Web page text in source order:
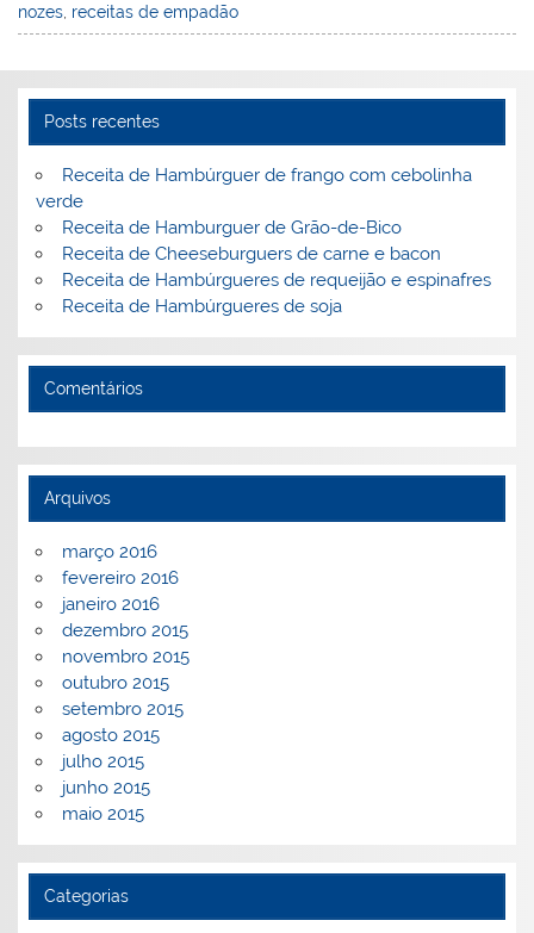
st dI b
o
k
o
l
nozes receitas de empadão
Posts recentes
Receita de Hambúrguer de frango com cebolinha
verde
Receita de Hamburguer de Grão-de-Bico
Receita de Cheeseburguers de carne e bacon
Receita de Hambúrgueres de requeijão e espinafres
Receita de Hambúrgueres de soja
Comentários
Arquivos
março 2016
fevereiro 2016
janeiro 2016
dezembro 2015
novembro 2015
outubro 2015
setembro 2015
agosto 2015
julho 2015
junho 2015
maio 2015
Categorias